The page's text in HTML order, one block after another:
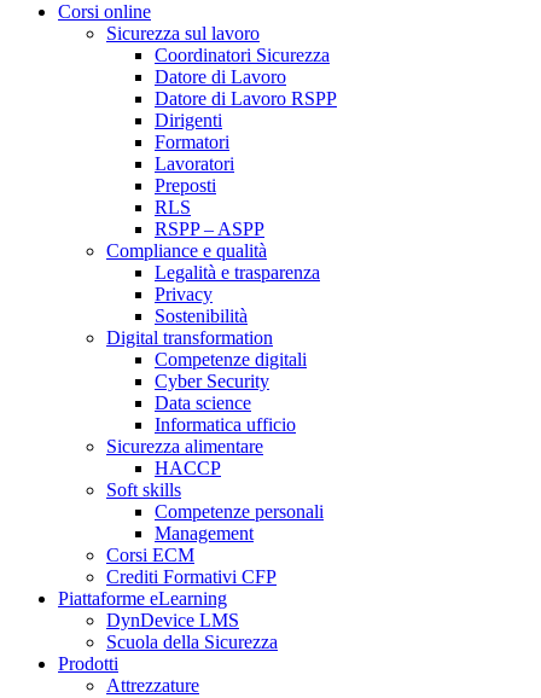
Corsi online
Sicurezza sul lavoro
Coordinatori Sicurezza
Datore di Lavoro
Datore di Lavoro RSPP
Dirigenti
Formatori
Lavoratori
Preposti
RLS
RSPP – ASPP
Compliance e qualità
Legalità e trasparenza
Privacy
Sostenibilità
Digital transformation
Competenze digitali
Cyber Security
Data science
Informatica ufficio
Sicurezza alimentare
HACCP
Soft skills
Competenze personali
Management
Corsi ECM
Crediti Formativi CFP
Piattaforme eLearning
DynDevice LMS
Scuola della Sicurezza
Prodotti
Attrezzature